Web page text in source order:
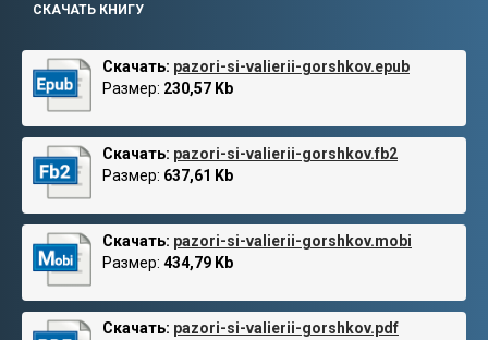
СКАЧАТЬ КНИГУ
Скачать: pazori-si-valierii-gorshkov.epub
Размер: 230,57 Kb
Скачать: pazori-si-valierii-gorshkov.fb2
Размер: 637,61 Kb
Скачать: pazori-si-valierii-gorshkov.mobi
Размер: 434,79 Kb
Скачать: pazori-si-valierii-gorshkov.pdf